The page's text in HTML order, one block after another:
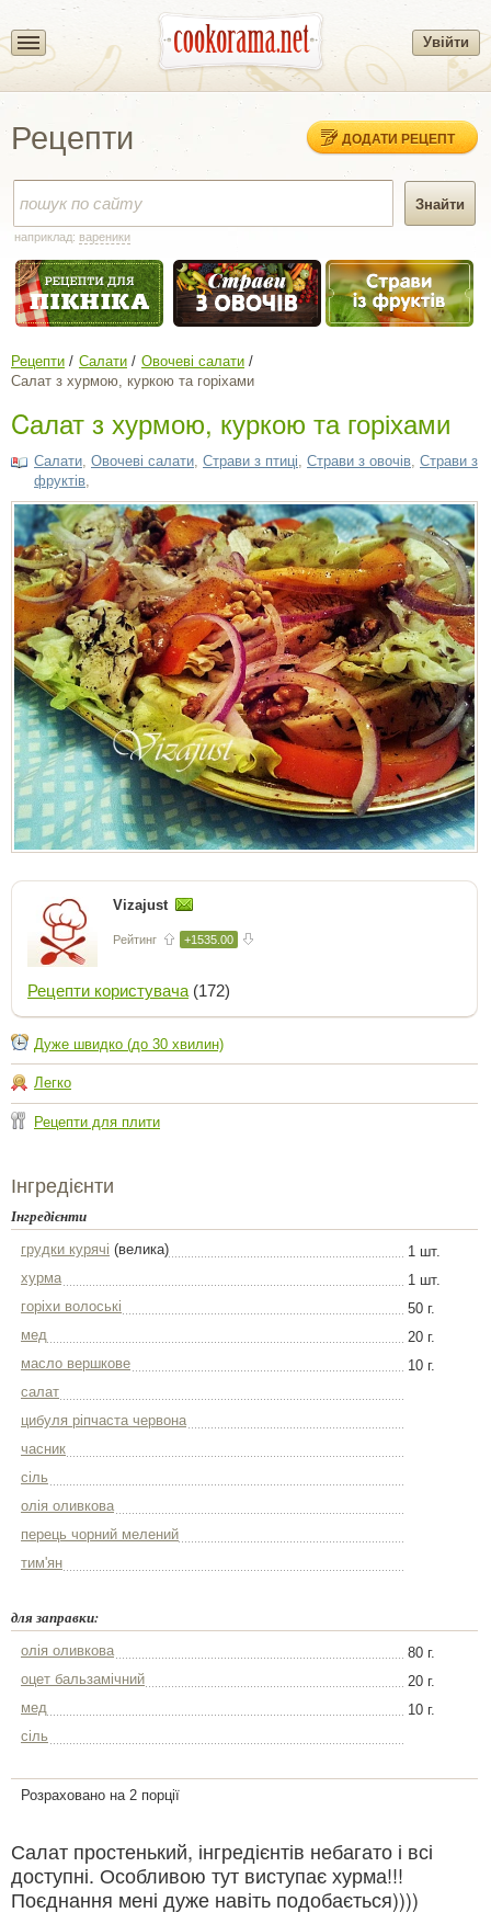
Увійти
Рецепти ДОДАТИ РЕЦЕПТ
наприклад: вареники
Рецепти Салати
Овочеві салати
Cалат з хурмою, куркою та горіхами
Cалат з хурмою, куркою та горіхами
Салати Овочеві салати Страви з птиці Страви з овочів Страви з
фруктів
Vizajust
Рейтинг +1535.00
Рецепти користувача (172)
Дуже швидко (до 30 хвилин)
Легко
Рецепти для плити
Інгредієнти
Інгредієнти
грудки курячі (велика)
1 шт.
хурма
1 шт.
горіхи волоські
50 г.
мед
20 г.
масло вершкове
10 г.
салат
цибуля ріпчаста червона
часник
сіль
олія оливкова
перець чорний мелений
тим'ян
для заправки:
олія оливкова
80 г.
оцет бальзамічний
20 г.
мед
10 г.
сіль
Розраховано на 2 порції
Салат простенький, інгредієнтів небагато і всі
доступні. Особливою тут виступає хурма!!!
Поєднання мені дуже навіть подобається))))